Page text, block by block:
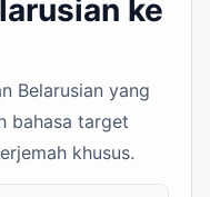
ke
Belarusian yang
bahasa target
khusus.